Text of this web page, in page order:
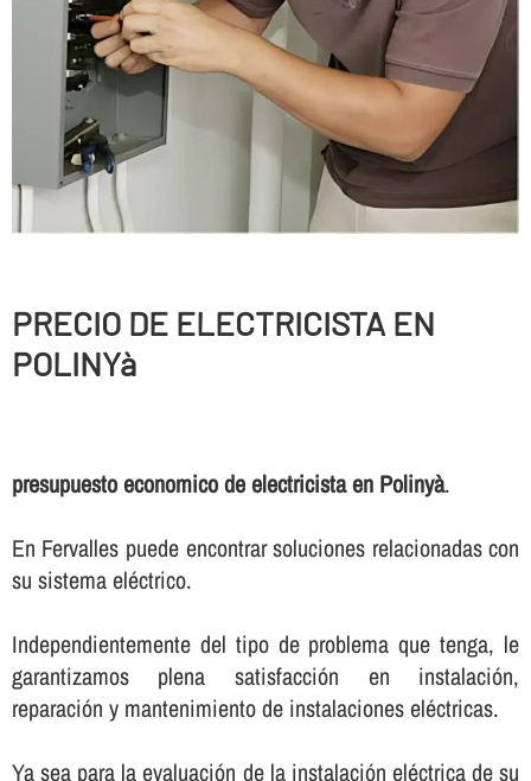
PRECIO DE ELECTRICISTA EN
POLINYà
presupuesto economico de electricista en Polinyà.
En Fervalles puede encontrar soluciones relacionadas con
su sistema eléctrico.
Independientemente del tipo de problema que tenga, le
garantizamos plena satisfacción en instalación,
reparación y mantenimiento de instalaciones eléctricas.
Ya sea para la evaluación de la instalación eléctrica de su